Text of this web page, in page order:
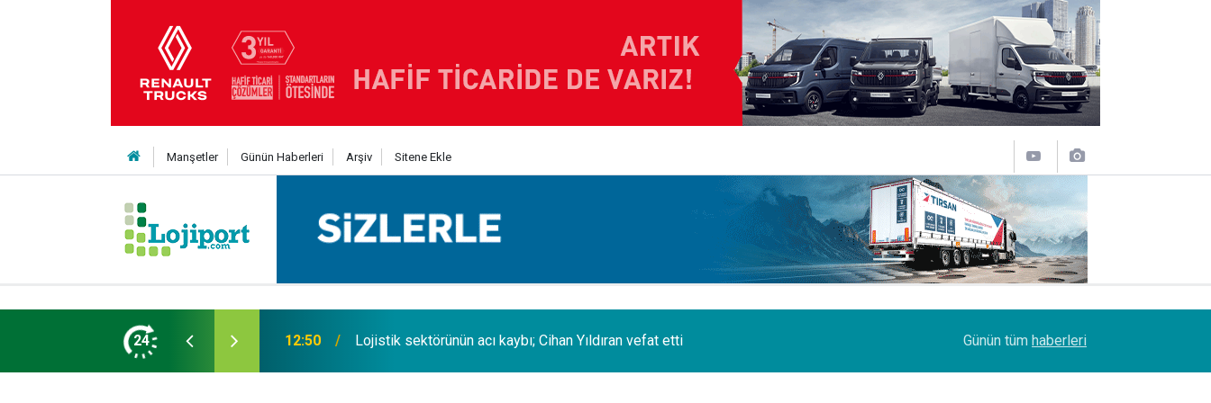
Manşetler Günün Haberleri Arşiv Sitene Ekle
24 12:50 Lojistik sektörünün acı kaybı; Cihan Yıldıran vefat etti SOCAR Terminal de, MSC Tiger Servisi'nin
Günün tüm haberleri